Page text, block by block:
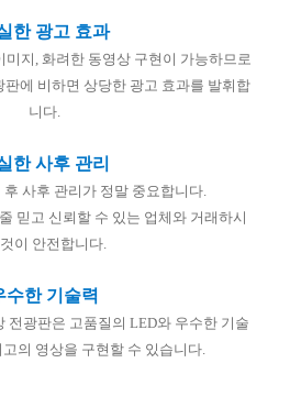
한 광고 효과
미지, 화려한 동영상 구현이 가능하므로
에 비하면 상당한 광고 효과를 발휘합
니다.
한 사후 관리
사후 관리가 정말 중요합니다.
믿고 신뢰할 수 있는 업체와 거래하시
이 안전합니다.
수한 기술력
전광판은 고품질의 LED와 우수한 기술
의 영상을 구현할 수 있습니다.